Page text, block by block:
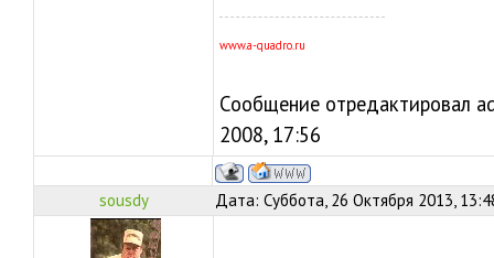
www.a-quadro.ru
Сообщение отредактировал
2008, 17:56
sousdy Дата: Суббота, 26 Октября 2013,